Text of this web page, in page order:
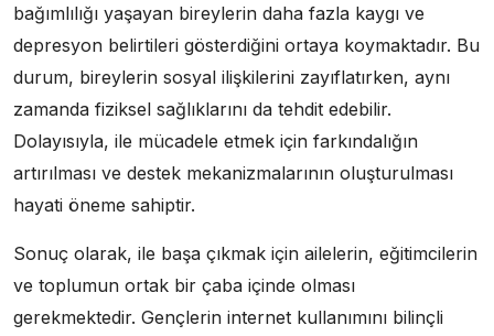
bağımlılığı yaşayan bireylerin daha fazla kaygı ve
depresyon belirtileri gösterdiğini ortaya koymaktadır. Bu
durum, bireylerin sosyal ilişkilerini zayıflatırken, aynı
zamanda fiziksel sağlıklarını da tehdit edebilir.
Dolayısıyla, ile mücadele etmek için farkındalığın
artırılması ve destek mekanizmalarının oluşturulması
hayati öneme sahiptir.
Sonuç olarak, ile başa çıkmak için ailelerin, eğitimcilerin
ve toplumun ortak bir çaba içinde olması
gerekmektedir. Gençlerin internet kullanımını bilinçli